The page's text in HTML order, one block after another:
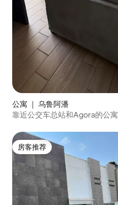
公寓 ｜ 乌鲁阿潘
靠近公交车总站和Agora的公寓
房客推荐
房客推荐